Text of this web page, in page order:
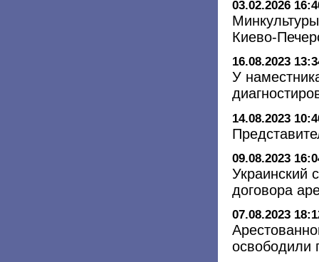
03.02.2026
Киево-
16.08.2023
У
14.08.2023
09.08.2023
Украинский
договора
07.08.2023
освободили